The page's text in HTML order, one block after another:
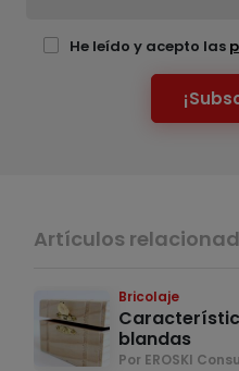
He leído y acepto las
Artículos
Bricolaje
blandas
Por EROSKI